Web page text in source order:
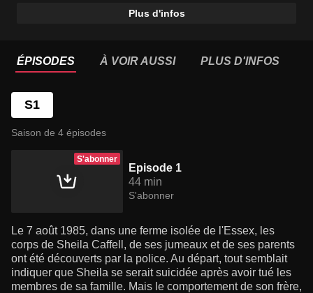
Plus d'infos
ÉPISODES À VOIR AUSSI PLUS D'INFOS
S1
Saison de 4 épisodes
S'abonner
Episode 1
44 min
S'abonner
Le 7 août 1985, dans une ferme isolée de l'Essex, les
corps de Sheila Caffell, de ses jumeaux et de ses parents
ont été découverts par la police. Au départ, tout semblait
indiquer que Sheila se serait suicidée après avoir tué les
membres de sa famille. Mais le comportement de son frère,